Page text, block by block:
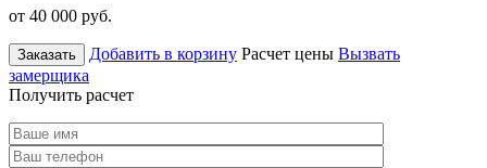
от 40 000 руб.
Заказать Добавить в корзину Расчет цены Вызвать
замерщика
Получить расчет